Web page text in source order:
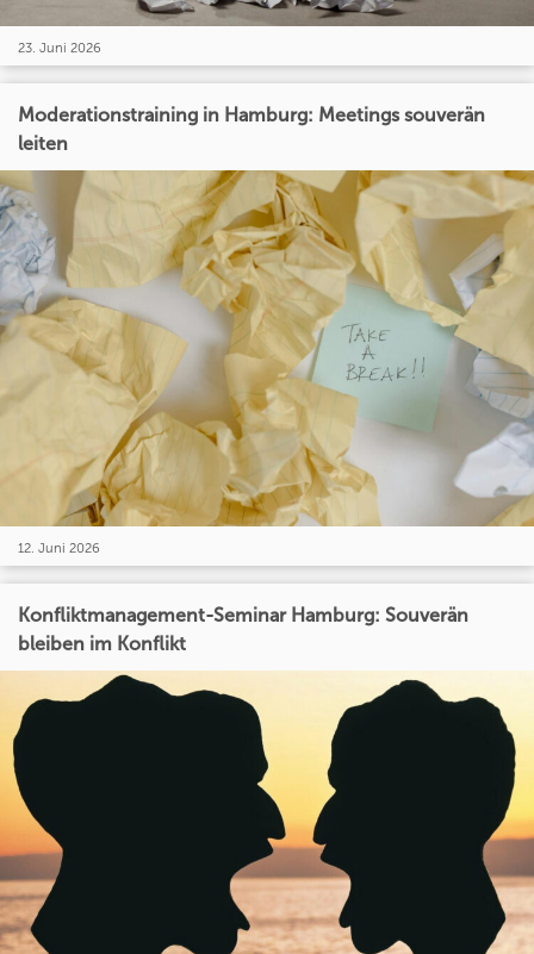
23. Juni 2026
Moderationstraining in Hamburg: Meetings souverän
leiten
12. Juni 2026
Konfliktmanagement-Seminar Hamburg: Souverän
bleiben im Konflikt